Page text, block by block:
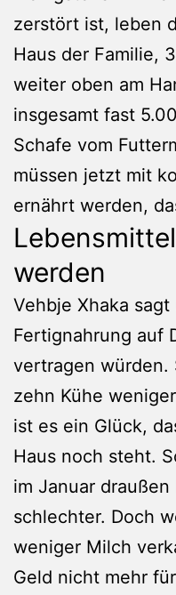
zerstört ist, leben
Haus der Familie,
weiter oben am
insgesamt fast
Schafe vom
müssen jetzt mit
ernährt werden,
werden
Vehbje Xhaka
Fertignahrung auf
vertragen würden.
zehn Kühe
ist es ein Glück,
Haus noch steht.
im Januar
schlechter. Doch
weniger Milch
Geld nicht mehr